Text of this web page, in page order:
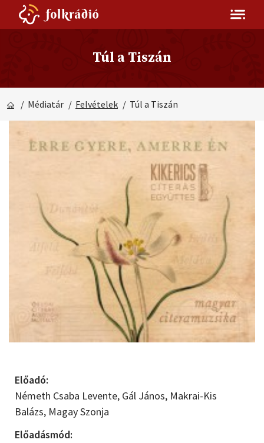
Túl a Tiszán
/ Médiatár / Felvételek / Túl a Tiszán
Előadó:
Németh Csaba Levente, Gál János, Makrai-Kis
Balázs, Magay Szonja
Előadásmód: